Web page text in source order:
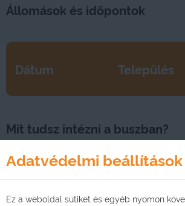
Adatvédelmi beállítások
Ez a weboldal sütiket és egyéb nyomon
Állomások és időpontok
Dátum Település
Mit tudsz intézni a buszban?
Szerződéssel kapcsolatos
szerződéskötés, szerződés
csomagváltás, módosítás,
előfizetői adatok módosítása, stb.